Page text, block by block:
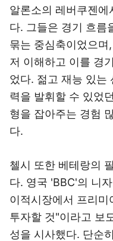
알론소의 레버쿠젠
다. 그들은 경기 흐름
묶는 중심축이었으며
저 이해하고 이를 경
었다. 젊고 재능 있는
력을 발휘할 수 있었
형을 잡아주는 경험
다.
첼시 또한 베테랑의
다. 영국 'BBC'의 니
이적시장에서 프리
투자할 것"이라고 보
성을 시사했다. 단순